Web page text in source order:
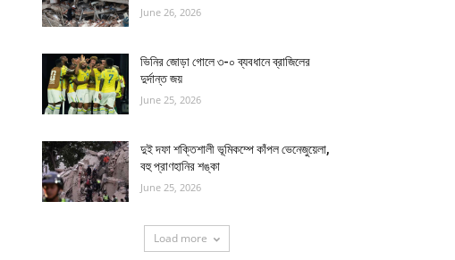
June 26, 2026
ভিনির জোড়া গোলে ৩-০ ব্যবধানে ব্রাজিলের
দুর্দান্ত জয়
June 25, 2026
দুই দফা শক্তিশালী ভূমিকম্পে কাঁপল ভেনেজুয়েলা,
বহু প্রাণহানির শঙ্কা
June 25, 2026
Load more